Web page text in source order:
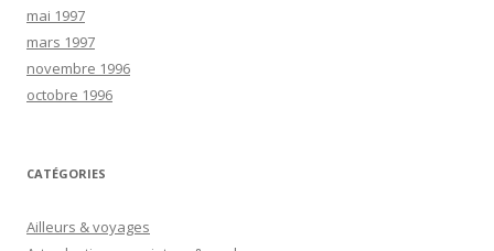
mai 1997
mars 1997
novembre 1996
octobre 1996
CATÉGORIES
Ailleurs & voyages